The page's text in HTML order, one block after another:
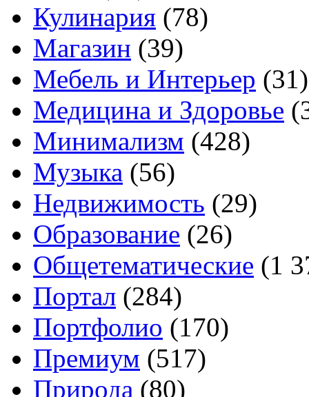
Кулинария (78)
Магазин (39)
Мебель и Интерьер (31)
Медицина и Здоровье
Минимализм (428)
Музыка (56)
Недвижимость (29)
Образование (26)
Общетематические (1
Портал (284)
Портфолио (170)
Премиум (517)
Природа (80)